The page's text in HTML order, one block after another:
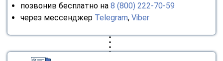
позвонив бесплатно на 8 (800) 222-70-59
через мессенджер Telegram, Viber